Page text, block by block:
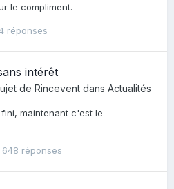
le compliment.
réponses
intérêt
de Rincevent dans Actualités
maintenant c'est le
648 réponses